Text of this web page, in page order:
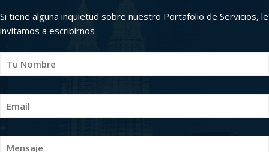
Si tiene alguna inquietud sobre nuestro Portafolio de Servicios, le
invitamos a escribirnos